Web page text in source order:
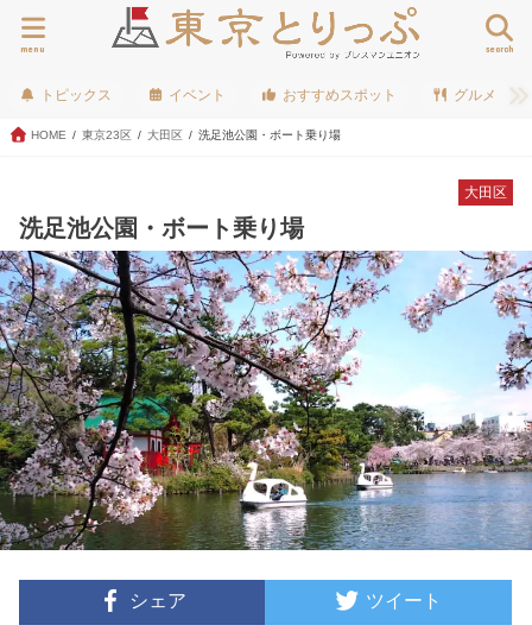
search
menu
トピックス イベント おすすめスポット グルメ
HOME 東京23区 大田区 洗足池公園・ボート乗り場
大田区
洗足池公園・ボート乗り場
シェア ツイート